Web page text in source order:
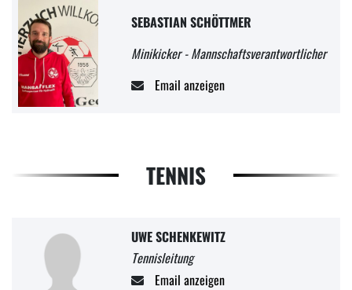
SEBASTIAN SCHÖTTMER
Minikicker - Mannschaftsverantwortlicher
Email anzeigen
TENNIS
UWE SCHENKEWITZ
Tennisleitung
Email anzeigen